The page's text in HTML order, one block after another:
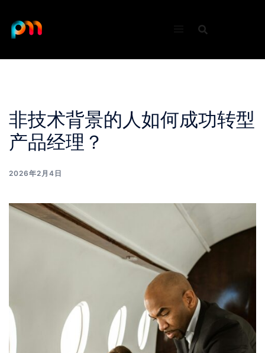
content
非技术背景的人如何成功转型
产品经理？
2026年2月4日